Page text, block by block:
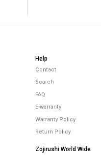
Help
Contact
Search
FAQ
E-warranty
Warranty Policy
Return Policy
Zojirushi World Wide